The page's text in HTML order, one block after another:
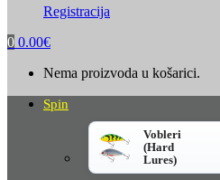
Registracija
0 0.00€
Nema proizvoda u košarici.
Spin
Vobleri
(Hard
Lures)